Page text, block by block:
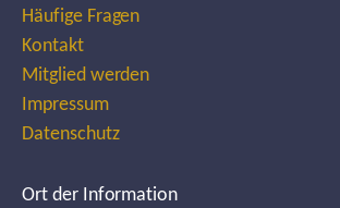
Häufige Fragen
Kontakt
Mitglied werden
Impressum
Datenschutz
Ort der Information